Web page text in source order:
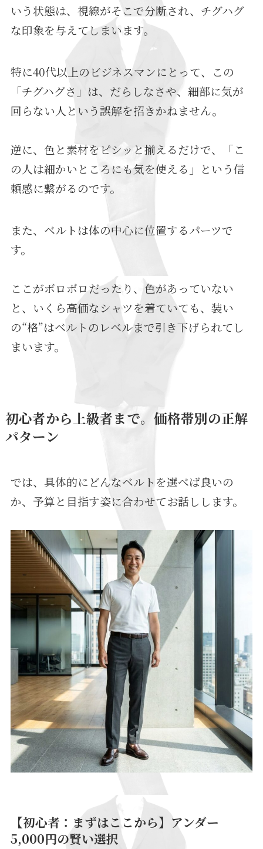
いう状態は、視線がそこで分断され、チグハグ
な印象を与えてしまいます。
特に40代以上のビジネスマンにとって、この
「チグハグさ」は、だらしなさや、細部に気が
回らない人という誤解を招きかねません。
逆に、色と素材をピシッと揃えるだけで、「こ
の人は細かいところにも気を使える」という信
頼感に繋がるのです。
また、ベルトは体の中心に位置するパーツで
す。
ここがボロボロだったり、色があっていない
と、いくら高価なシャツを着ていても、装い
の“格”はベルトのレベルまで引き下げられてし
まいます。
初心者から上級者まで。価格帯別の正解
パターン
では、具体的にどんなベルトを選べば良いの
か、予算と目指す姿に合わせてお話しします。
【初心者：まずはここから】アンダー
5,000円の賢い選択